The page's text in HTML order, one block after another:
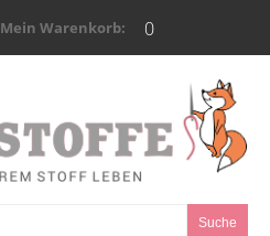
Mein Warenkorb: 0
Suche